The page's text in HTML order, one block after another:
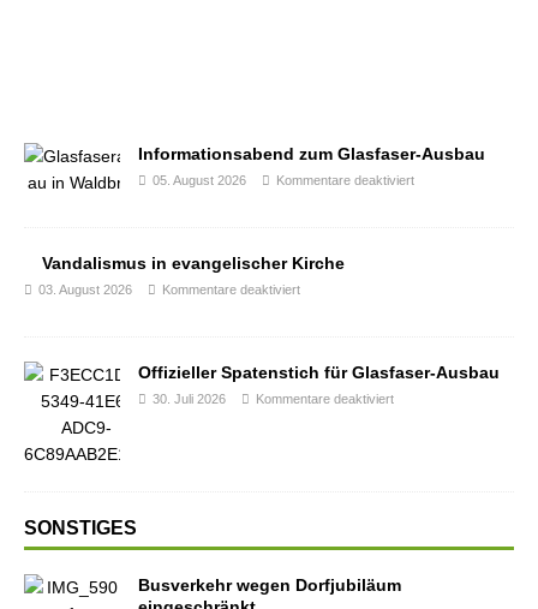
Informationsabend zum Glasfaser-Ausbau
05. August 2026 Kommentare deaktiviert
Vandalismus in evangelischer Kirche
03. August 2026 Kommentare deaktiviert
Offizieller Spatenstich für Glasfaser-Ausbau
30. Juli 2026 Kommentare deaktiviert
SONSTIGES
Busverkehr wegen Dorfjubiläum